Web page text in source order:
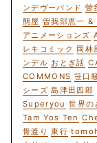
ンデヴーバンド 曽
態屋 曽我部恵一 &
アニメーションズ
レキコミック 岡林
ンデル おとぎ話
COMMONS 笹口
シーズ 島津田四郎
Superyou 世界の
Tam Yos Ten
骨渡り 東行